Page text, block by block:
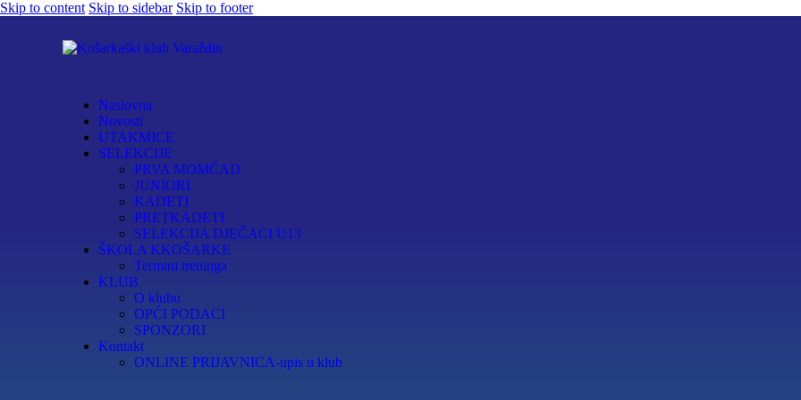
Skip to content Skip to sidebar Skip to footer
Naslovna
Novosti
UTAKMICE
SELEKCIJE
PRVA MOMČAD
JUNIORI
KADETI
PRETKADETI
SELEKCIJA DJEČACI U13
ŠKOLA KKOŠARKE
Termini treninga
KLUB
O klubu
OPĆI PODACI
SPONZORI
Kontakt
ONLINE PRIJAVNICA-upis u klub